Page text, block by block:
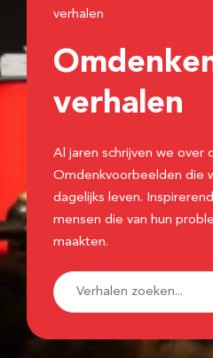
verhalen
verhalen
Al jaren schrijven we over
Omdenkvoorbeelden die
dagelijks leven.
mensen die van hun
maakten.